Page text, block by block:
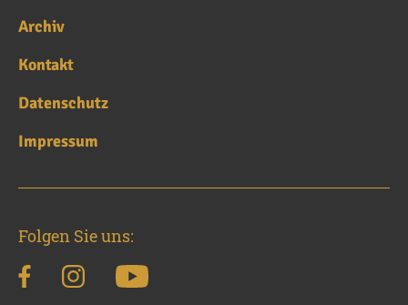
Archiv
Kontakt
Datenschutz
Impressum
Folgen Sie uns: